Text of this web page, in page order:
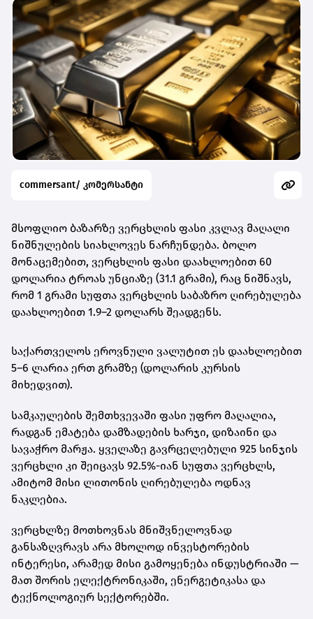
commersant/ კომერსანტი
მსოფლიო ბაზარზე ვერცხლის ფასი კვლავ მაღალი
ნიშნულების სიახლოვეს ნარჩუნდება. ბოლო
მონაცემებით, ვერცხლის ფასი დაახლოებით 60
დოლარია ტროას უნციაზე (31.1 გრამი), რაც ნიშნავს,
რომ 1 გრამი სუფთა ვერცხლის საბაზრო ღირებულება
დაახლოებით 1.9–2 დოლარს შეადგენს.
საქართველოს ეროვნული ვალუტით ეს დაახლოებით
5–6 ლარია ერთ გრამზე (დოლარის კურსის
მიხედვით).
სამკაულების შემთხვევაში ფასი უფრო მაღალია,
რადგან ემატება დამზადების ხარჯი, დიზაინი და
სავაჭრო მარჟა. ყველაზე გავრცელებული 925 სინჯის
ვერცხლი კი შეიცავს 92.5%-იან სუფთა ვერცხლს,
ამიტომ მისი ლითონის ღირებულება ოდნავ
ნაკლებია.
ვერცხლზე მოთხოვნას მნიშვნელოვნად
განსაზღვრავს არა მხოლოდ ინვესტორების
ინტერესი, არამედ მისი გამოყენება ინდუსტრიაში —
მათ შორის ელექტრონიკაში, ენერგეტიკასა და
ტექნოლოგიურ სექტორებში.